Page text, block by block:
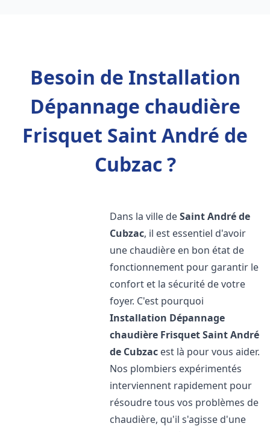
Besoin de Installation
Dépannage chaudière
Frisquet Saint André de
Cubzac ?
Dans la ville deSaint André de
Cubzac, il est essentiel d'avoir
une chaudière en bon état de
fonctionnement pour garantir le
confort et la sécurité de votre
foyer. C'est pourquoi
Installation Dépannage
chaudière FrisquetSaint André
de Cubzac est là pour vous aider.
Nos plombiers expérimentés
interviennent rapidement pour
résoudre tous vos problèmes de
chaudière, qu'il s'agisse d'une